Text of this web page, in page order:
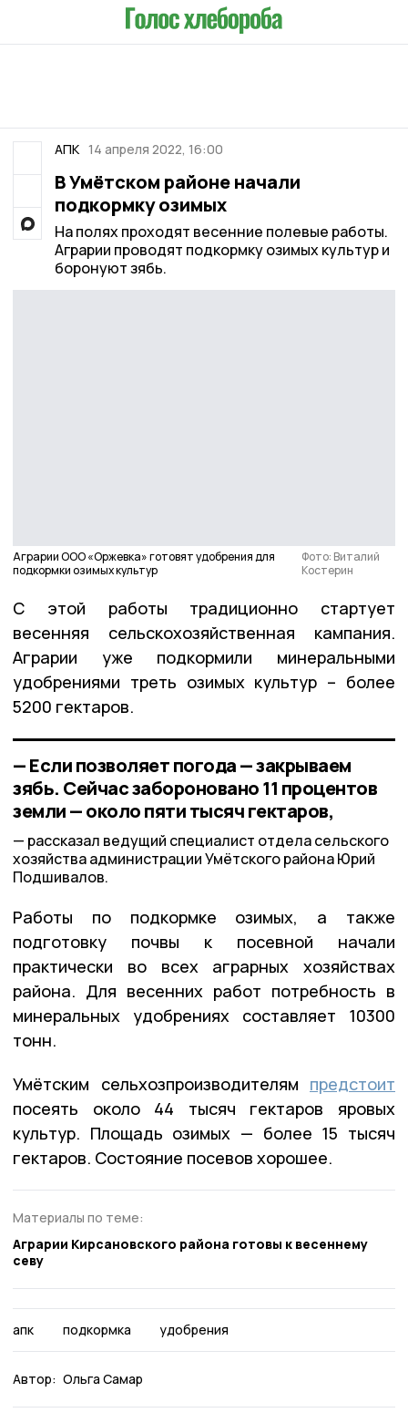
АПК 14 апреля 2022, 16:00
В Умётском районе начали
подкормку озимых
На полях проходят весенние полевые работы.
Аграрии проводят подкормку озимых культур и
боронуют зябь.
Аграрии ООО «Оржевка» готовят удобрения для
подкормки озимых культур
Фото: Виталий
Костерин
С этой работы традиционно стартует
весенняя сельскохозяйственная кампания.
Аграрии уже подкормили минеральными
удобрениями треть озимых культур – более
5200 гектаров.
— Если позволяет погода — закрываем
зябь. Сейчас забороновано 11 процентов
земли — около пяти тысяч гектаров,
рассказал ведущий специалист отдела сельского
хозяйства администрации Умётского района Юрий
Подшивалов.
Работы по подкормке озимых, а также
подготовку почвы к посевной начали
практически во всех аграрных хозяйствах
района. Для весенних работ потребность в
минеральных удобрениях составляет 10300
тонн.
Умётским сельхозпроизводителям предстоит
посеять около 44 тысяч гектаров яровых
культур. Площадь озимых — более 15 тысяч
гектаров. Состояние посевов хорошее.
Материалы по теме:
Аграрии Кирсановского района готовы к весеннему
севу
апк подкормка удобрения
Автор: Ольга Самар